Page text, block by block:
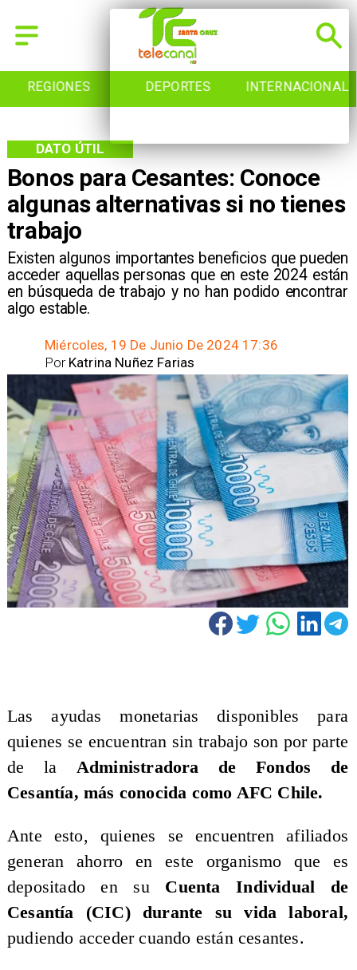
REGIONES DEPORTES INTERNACIONAL
Bonos para Cesantes: Conoce
algunas alternativas si no tienes
trabajo
Existen algunos importantes beneficios que pueden
acceder aquellas personas que en este 2024 están
en búsqueda de trabajo y no han podido encontrar
algo estable.
DATO ÚTIL
Miércoles, 19 De Junio De 2024 17:36
Katrina Nuñez Farias
Por
Las ayudas monetarias disponibles para
quienes se encuentran sin trabajo son por parte
de la Administradora de Fondos de
Cesantía, más conocida como AFC Chile.
Ante esto, quienes se encuentren afiliados
generan ahorro en este organismo que es
depositado en su Cuenta Individual de
Cesantía (CIC) durante su vida laboral,
pudiendo acceder cuando están cesantes.